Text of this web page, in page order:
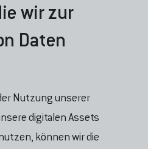
wir zur
Daten
Nutzung unserer
digitalen Assets
können wir die